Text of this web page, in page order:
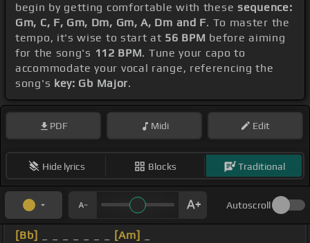
begin by getting comfortable with thesesequence:
Gm, C, F, Gm, Dm, Gm, A, Dm and F. To master the
tempo, it's wise to start at 56 BPM before aiming
for the song's 112 BPM. Tune your capo to
accommodate your vocal range, referencing the
song's key: Gb Major.
PDF Midi Edit
Hide lyrics Blocks Traditional
Autoscroll
[Bb] [Am]